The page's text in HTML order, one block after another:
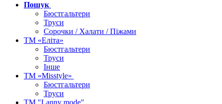
Пошук
Бюстгальтери
Труси
Сорочки / Халати / Піжами
ТМ «Еліта»
Бюстгальтери
Труси
Інше
ТМ «Misstyle»
Бюстгальтери
Труси
ТМ "Lanny mode"